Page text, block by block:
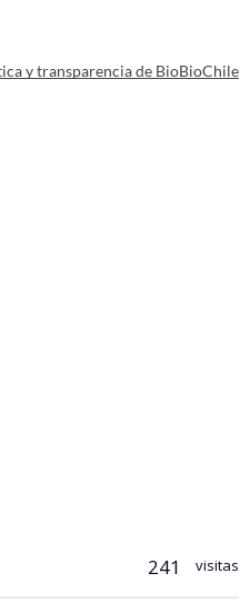
y transparencia de BioBioChile
241 visitas